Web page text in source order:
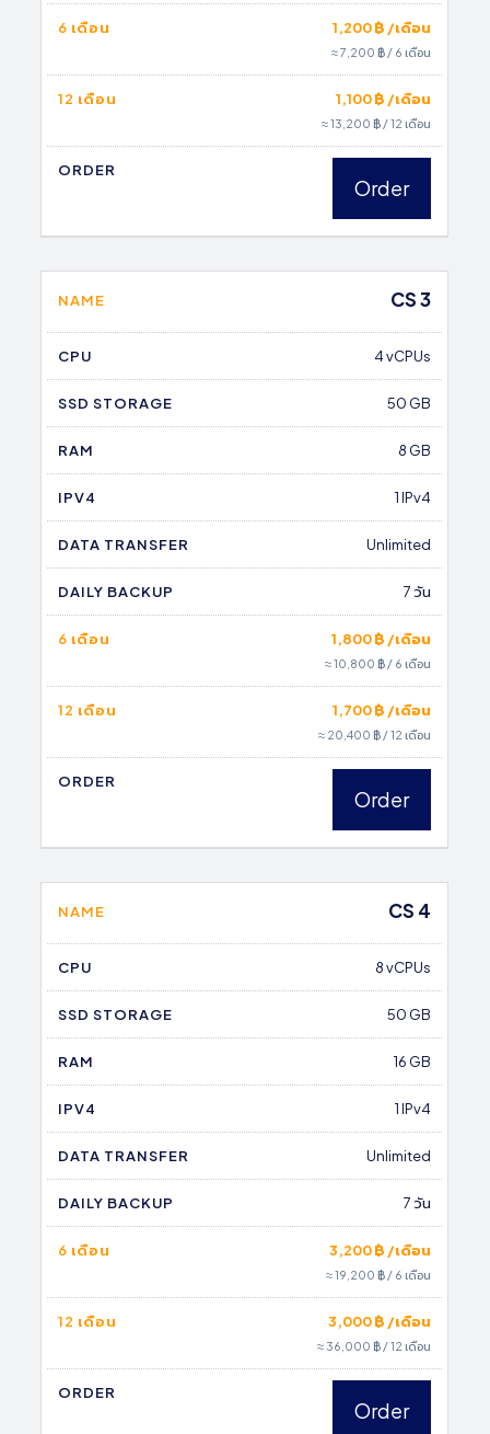
6 เดือน 1,200 ฿ /เดือน
≈ 7,200 ฿ / 6 เดือน
12 เดือน 1,100 ฿ /เดือน
≈ 13,200 ฿ / 12 เดือน
ORDER
Order
NAME CS 3
CPU 4 vCPUs
SSD STORAGE 50 GB
RAM 8 GB
IPV4 1 IPv4
DATA TRANSFER Unlimited
DAILY BACKUP 7 วัน
6 เดือน 1,800 ฿ /เดือน
≈ 10,800 ฿ / 6 เดือน
12 เดือน 1,700 ฿ /เดือน
≈ 20,400 ฿ / 12 เดือน
ORDER
Order
NAME CS 4
CPU 8 vCPUs
SSD STORAGE 50 GB
RAM 16 GB
IPV4 1 IPv4
DATA TRANSFER Unlimited
DAILY BACKUP 7 วัน
6 เดือน 3,200 ฿ /เดือน
≈ 19,200 ฿ / 6 เดือน
12 เดือน 3,000 ฿ /เดือน
≈ 36,000 ฿ / 12 เดือน
ORDER
Order